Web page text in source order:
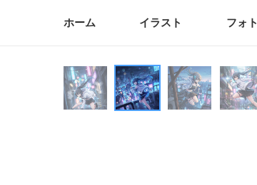
ホーム イラスト フォト